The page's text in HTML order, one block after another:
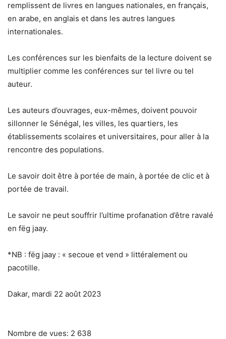
remplissent de livres en langues nationales, en français,
en arabe, en anglais et dans les autres langues
internationales.
Les conférences sur les bienfaits de la lecture doivent se
multiplier comme les conférences sur tel livre ou tel
auteur.
Les auteurs d’ouvrages, eux-mêmes, doivent pouvoir
sillonner le Sénégal, les villes, les quartiers, les
établissements scolaires et universitaires, pour aller à la
rencontre des populations.
Le savoir doit être à portée de main, à portée de clic et à
portée de travail.
Le savoir ne peut souffrir l’ultime profanation d’être ravalé
en fëg jaay.
*NB : fëg jaay : « secoue et vend » littéralement ou
pacotille.
Dakar, mardi 22 août 2023
Nombre de vues: 2 638